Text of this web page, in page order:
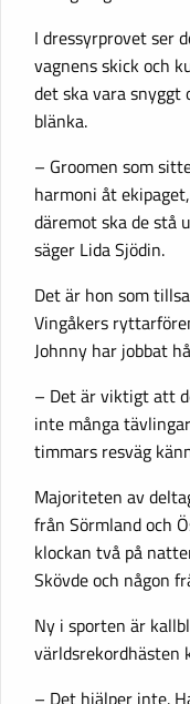
I dressyrprovet ser
vagnens skick och
det ska vara
blänka.
– Groomen som
harmoni åt
däremot ska de stå
säger Lida Sjödin.
Det är hon som
Vingåkers
Johnny har jobbat
– Det är viktigt att
inte många
timmars resväg
Majoriteten av
från Sörmland och
klockan två på
Skövde och någon
Ny i sporten är
världsrekordhästen
– Det hjälper inte.